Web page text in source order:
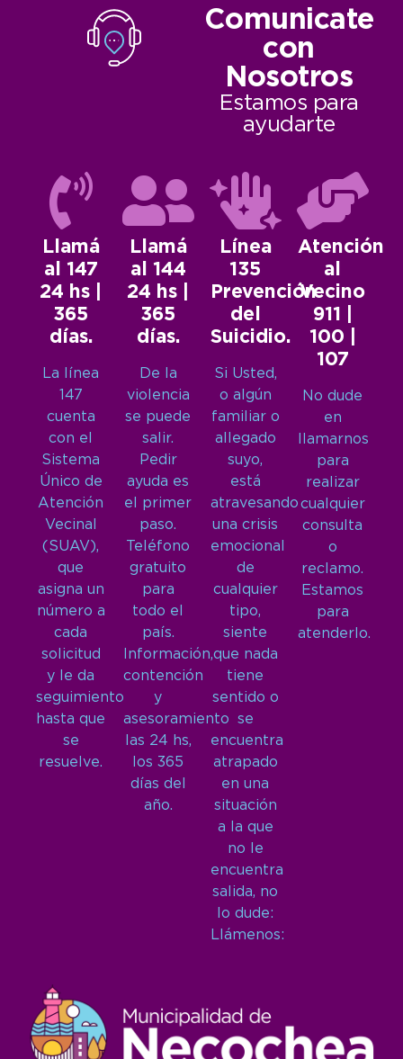
Comunicate
con
Nosotros
Estamos para
ayudarte
Llamá
al 147
24 hs |
365
días.
La línea
147
cuenta
con el
Sistema
Único de
Atención
Vecinal
(SUAV),
que
asigna un
número a
cada
solicitud
y le da
seguimiento
hasta que
se
resuelve.
Llamá
al 144
24 hs |
365
días.
De la
violencia
se puede
salir.
Pedir
ayuda es
el primer
paso.
Teléfono
gratuito
para
todo el
país.
Información,
contención
y
asesoramiento
las 24 hs,
los 365
días del
año.
Línea
135
Prevención
del
Suicidio.
Si Usted,
o algún
familiar o
allegado
suyo,
está
atravesando
una crisis
emocional
de
cualquier
tipo,
siente
que nada
tiene
sentido o
se
encuentra
atrapado
en una
situación
a la que
no le
encuentra
salida, no
lo dude:
Llámenos:
Atención
al
Vecino
911 |
100 |
107
No dude
en
llamarnos
para
realizar
cualquier
consulta
o
reclamo.
Estamos
para
atenderlo.